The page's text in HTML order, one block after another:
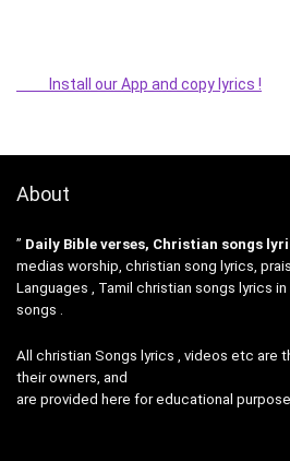
Install our App and copy lyrics !
About
” Daily Bible verses, Christian songs
medias worship, christian song lyrics,
Languages , Tamil christian songs lyrics in
songs .
All christian Songs lyrics , videos etc are
their owners, and
are provided here for educational